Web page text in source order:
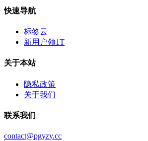
快速导航
标签云
新用户领1T
关于本站
隐私政策
关于我们
联系我们
contact@pgyzy.cc